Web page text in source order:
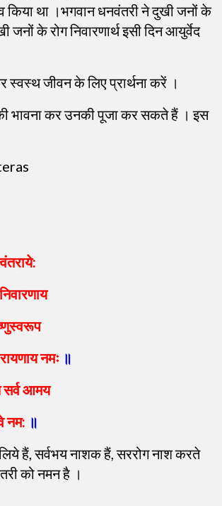
किया था ।भगवान धनवंतरी ने दुखी जनों के
जनों के रोग निवारणार्थ इसी दिन आयुर्वेद
जीवन के लिए प्रार्थना करें ।
की भावना कर उनकी पूजा कर सकते हैं । इस
नमः ॥
आमय
नम: ॥
हैं, सर्वभय नाशक हैं, सररोग नाश करते
को नमन है ।